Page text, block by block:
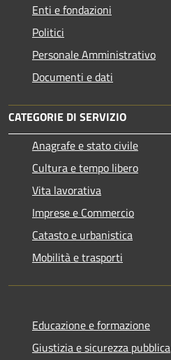
Enti e fondazioni
Politici
Personale Amministrativo
Documenti e dati
CATEGORIE DI SERVIZIO
Anagrafe e stato civile
Cultura e tempo libero
Vita lavorativa
Imprese e Commercio
Catasto e urbanistica
Mobilità e trasporti
Educazione e formazione
Giustizia e sicurezza pubblica